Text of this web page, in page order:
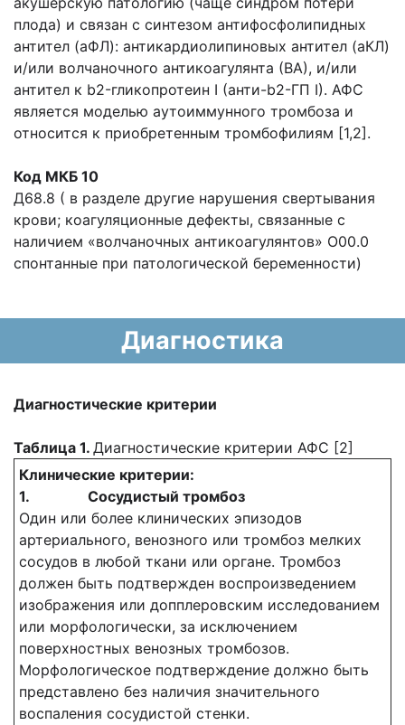
плода) и связан с синтезом антифосфолипидных
антител (аФЛ): антикардиолипиновых антител (аКЛ)
и/или волчаночного антикоагулянта (ВА), и/или
антител к b2-гликопротеин I (анти-b2-ГП I). АФС
является моделью аутоиммунного тромбоза и
относится к приобретенным тромбофилиям [1,2].
Код МКБ 10
Д68.8 ( в разделе другие нарушения свертывания
крови; коагуляционные дефекты, связанные с
наличием «волчаночных антикоагулянтов» О00.0
спонтанные при патологической беременности)
Диагностика
Диагностические критерии
Таблица 1. Диагностические критерии АФС [2]
Клинические критерии:
1. Сосудистый тромбоз
Один или более клинических эпизодов
артериального, венозного или тромбоз мелких
сосудов в любой ткани или органе. Тромбоз
должен быть подтвержден воспроизведением
изображения или допплеровским исследованием
или морфологически, за исключением
поверхностных венозных тромбозов.
Морфологическое подтверждение должно быть
представлено без наличия значительного
воспаления сосудистой стенки.